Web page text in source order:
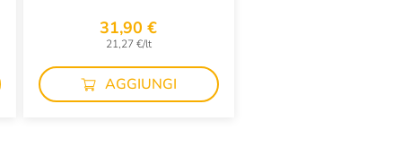
31,90 €
21,27 €/lt
AGGIUNGI